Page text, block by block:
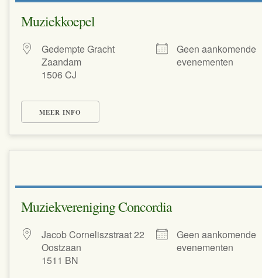
Muziekkoepel
Gedempte Gracht
Zaandam
1506 CJ
Geen aankomende
evenementen
MEER INFO
Muziekvereniging Concordia
Jacob Corneliszstraat 22
Oostzaan
1511 BN
Geen aankomende
evenementen